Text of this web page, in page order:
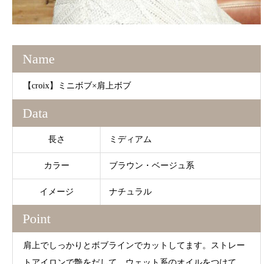
Name
【croix】ミニボブ×肩上ボブ
Data
長さ ミディアム
カラー ブラウン・ベージュ系
イメージ ナチュラル
Point
肩上でしっかりとボブラインでカットしてます。ストレー